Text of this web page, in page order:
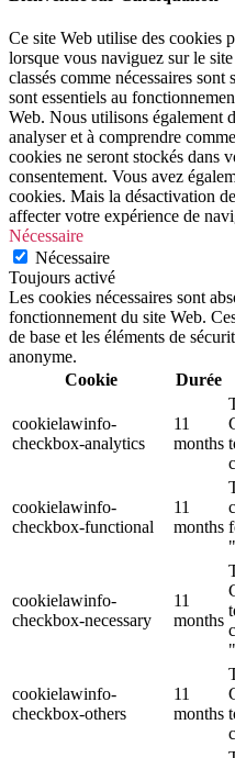
Ce site Web utilise des cookies
lorsque vous naviguez sur le
classés comme nécessaires
sont essentiels au
Web. Nous utilisons également
analyser et à comprendre
cookies ne seront stockés dans
consentement. Vous avez
cookies. Mais la désactivation
affecter votre expérience de
Nécessaire
Nécessaire
Toujours activé
Les cookies nécessaires sont
fonctionnement du site Web.
de base et les éléments de
anonyme.
Cookie
Durée
cookielawinfo-
checkbox-analytics
11
months
cookielawinfo-
checkbox-functional
11
months
cookielawinfo-
checkbox-necessary
11
months
cookielawinfo-
checkbox-others
11
months